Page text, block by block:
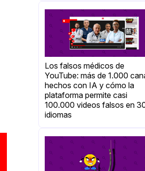
Los falsos médicos de
YouTube: más de 1.000
hechos con IA y cómo la
plataforma permite casi
100.000 videos falsos en
idiomas